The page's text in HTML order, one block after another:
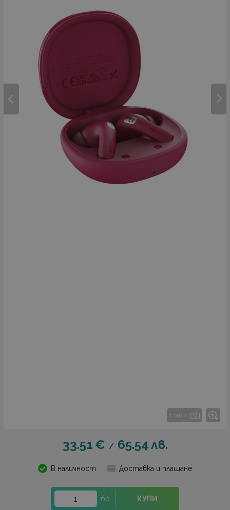
1 от 2
33.51 € / 65.54лв.
В наличност Доставка и плащане
бр. КУПИ